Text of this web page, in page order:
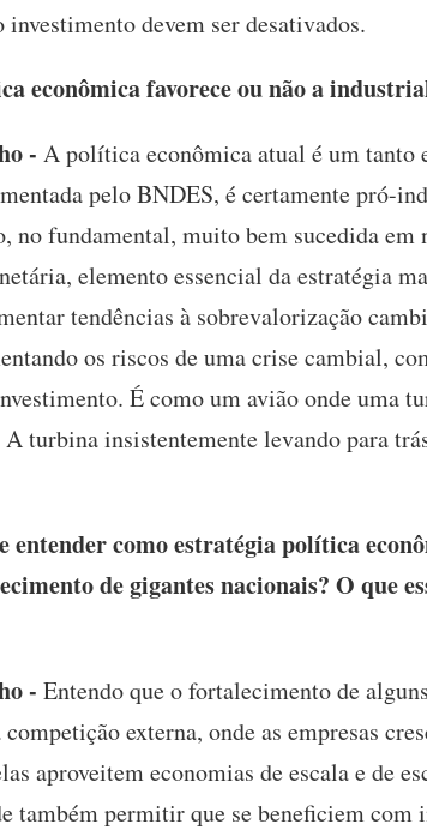
devem ser desativados.
econômica favorece ou não a
- A política econômica atual é um
pelo BNDES, é certamente pró-
no fundamental, muito bem sucedida em
elemento essencial da estratégia
tendências à sobrevalorização
os riscos de uma crise cambial,
É como um avião onde uma
turbina insistentemente levando para
entender como estratégia política
de gigantes nacionais? O que
- Entendo que o fortalecimento de
externa, onde as empresas
aproveitem economias de escala e de
também permitir que se beneficiem